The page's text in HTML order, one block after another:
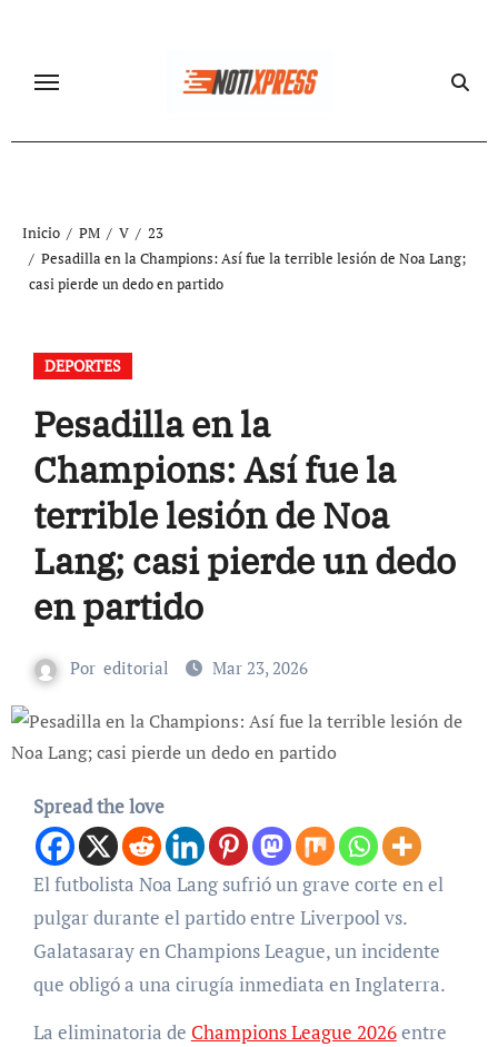
contenido
Inicio PM V
23
Pesadilla en la Champions: Así fue la terrible lesión de Noa Lang;
casi pierde un dedo en partido
DEPORTES
Pesadilla en la
Champions: Así fue la
terrible lesión de Noa
Lang; casi pierde un dedo
en partido
Por editorial Mar 23, 2026
Spread the love
El futbolista Noa Lang sufrió un grave corte en el
pulgar durante el partido entre Liverpool vs.
Galatasaray en Champions League, un incidente
que obligó a una cirugía inmediata en Inglaterra.
La eliminatoria de Champions League 2026entre